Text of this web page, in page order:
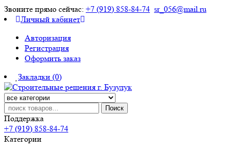
Звоните прямо сейчас: +7 (919) 858-84-74 sr_056@mail.ru
Личный кабинет
Авторизация
Регистрация
Оформить заказ
Закладки (0)
Поиск
Поддержка
+7 (919) 858-84-74
Категории